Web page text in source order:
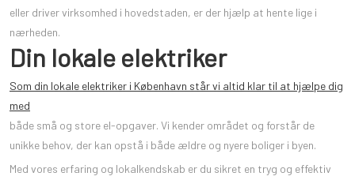
eller driver virksomhed i hovedstaden, er der hjælp at hente lige i
nærheden.
Din lokale elektriker
Som din lokale elektriker i København står vi altid klar til at hjælpe dig
med
både små og store el-opgaver. Vi kender området og forstår de
unikke behov, der kan opstå i både ældre og nyere boliger i byen.
Med vores erfaring og lokalkendskab er du sikret en tryg og effektiv